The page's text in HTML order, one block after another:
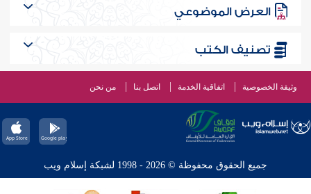
العرض الموضوعي
تصنيف الكتب
وثيقة الخصوصية اتفاقية الخدمة اتصل بنا من نحن
جميع الحقوق محفوظة © 2026 - 1998 لشبكة إسلام ويب